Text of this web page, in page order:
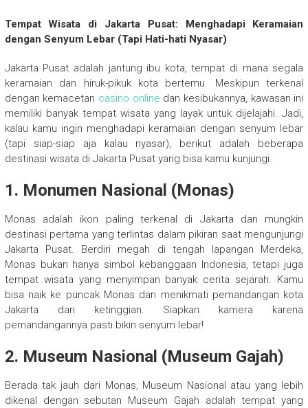
Tempat Wisata di Jakarta Pusat: Menghadapi Keramaian
dengan Senyum Lebar (Tapi Hati-hati Nyasar)
Jakarta Pusat adalah jantung ibu kota, tempat di mana segala
keramaian dan hiruk-pikuk kota bertemu. Meskipun terkenal
dengan kemacetan casino online dan kesibukannya, kawasan ini
memiliki banyak tempat wisata yang layak untuk dijelajahi. Jadi,
kalau kamu ingin menghadapi keramaian dengan senyum lebar
(tapi siap-siap aja kalau nyasar), berikut adalah beberapa
destinasi wisata di Jakarta Pusat yang bisa kamu kunjungi.
1. Monumen Nasional (Monas)
Monas adalah ikon paling terkenal di Jakarta dan mungkin
destinasi pertama yang terlintas dalam pikiran saat mengunjungi
Jakarta Pusat. Berdiri megah di tengah lapangan Merdeka,
Monas bukan hanya simbol kebanggaan Indonesia, tetapi juga
tempat wisata yang menyimpan banyak cerita sejarah. Kamu
bisa naik ke puncak Monas dan menikmati pemandangan kota
Jakarta dari ketinggian. Siapkan kamera karena
pemandangannya pasti bikin senyum lebar!
2. Museum Nasional (Museum Gajah)
Berada tak jauh dari Monas, Museum Nasional atau yang lebih
dikenal dengan sebutan Museum Gajah adalah tempat yang